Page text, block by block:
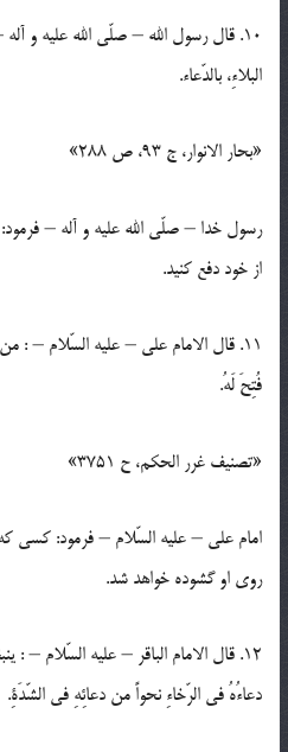
10. قال رسول الله – صلّي الله عليه و آله – : اِدفَعُوا أبوابَ
البلاءِ، بالدّعاء.
«بحار الانوار، ج 93، ص 288»
رسول خدا – صلّي الله عليه و آله – فرمود:
از خود دفع كنيد.
11. قال الامام علي – عليه السّلام – : من قَرَعَ بابَ اللهِ
فُتِحَ لَهُ.
«تصنيف غرر الحكم، ح 3751»
امام علي – عليه السّلام – فرمود: كسي كه
روي او گشوده خواهد شد.
12. قال الامام الباقر – عليه السّلام – : ينبغي للمؤمِنِ أن يكونَ
دعاءُهُ في الرّخاءِ نحواً من دعائِهِ في الشّدَةِ.